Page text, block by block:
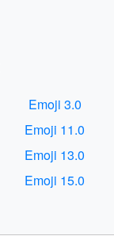
Emoji 3.0
Emoji 11.0
Emoji 13.0
Emoji 15.0